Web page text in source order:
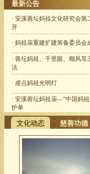
最新公告
· 安溪善坛妈祖文化研究会第
开
· 妈祖庙重建扩建筹备委员会
· 善坛妈祖、千里眼、顺风耳
法
· 虔点妈祖光明灯
· 安溪善坛妈祖庙—“中国妈
护单
文化动态 慈善功德